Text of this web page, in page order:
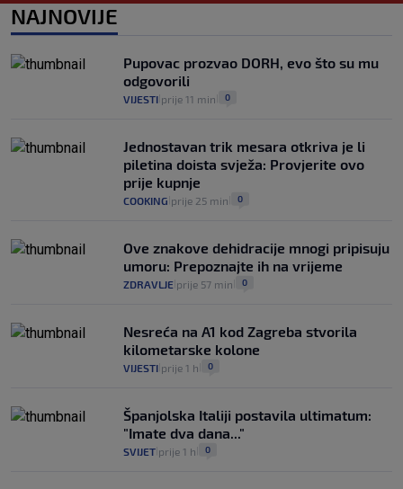
1
junaci naših priča budu oni koji pomažu,
a ne oni koji su pobijedili nekoga"
VIJESTI
NAJNOVIJE
Pupovac prozvao DORH, evo što su mu
odgovorili
VIJESTI prije 11 min 0
Jednostavan trik mesara otkriva je li
piletina doista svježa: Provjerite ovo
prije kupnje
COOKING prije 25 min 0
Ove znakove dehidracije mnogi pripisuju
umoru: Prepoznajte ih na vrijeme
ZDRAVLJE prije 57 min 0
Nesreća na A1 kod Zagreba stvorila
kilometarske kolone
VIJESTI prije 1 h 0
Španjolska Italiji postavila ultimatum:
"Imate dva dana..."
SVIJET prije 1 h 0